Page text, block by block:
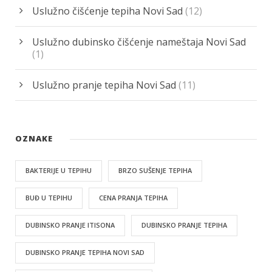
Uslužno čišćenje tepiha Novi Sad (12)
Uslužno dubinsko čišćenje nameštaja Novi Sad
(1)
Uslužno pranje tepiha Novi Sad (11)
OZNAKE
BAKTERIJE U TEPIHU BRZO SUŠENJE TEPIHA
BUĐ U TEPIHU CENA PRANJA TEPIHA
DUBINSKO PRANJE ITISONA DUBINSKO PRANJE TEPIHA
DUBINSKO PRANJE TEPIHA NOVI SAD